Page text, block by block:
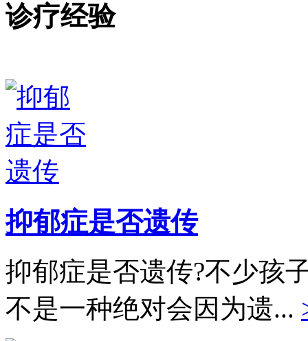
诊疗经验
抑郁症是否遗传
抑郁症是否遗传?不少孩
不是一种绝对会因为遗...